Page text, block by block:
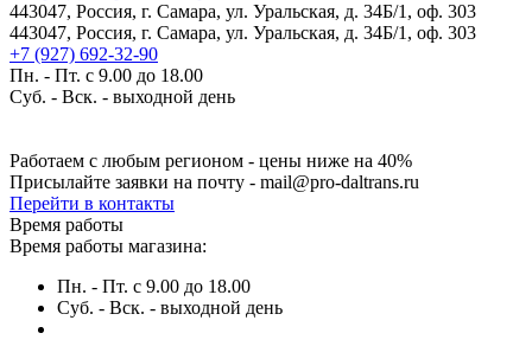
443047, Россия, г. Самара, ул. Уральская, д. 34Б/1, оф. 303
443047, Россия, г. Самара, ул. Уральская, д. 34Б/1, оф. 303
+7 (927) 692-32-90
Пн. - Пт. с 9.00 до 18.00
Суб. - Вск. - выходной день
Работаем с любым регионом - цены ниже на 40%
Присылайте заявки на почту - mail@pro-daltrans.ru
Перейти в контакты
Время работы
Время работы магазина:
Пн. - Пт. с 9.00 до 18.00
Суб. - Вск. - выходной день